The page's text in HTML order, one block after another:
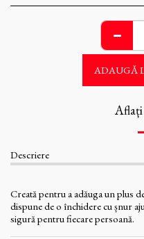
ADAUGĂ
Descriere
Creată pentru a adăuga un plus
dispune de o închidere cu șnur
sigură pentru fiecare persoană.